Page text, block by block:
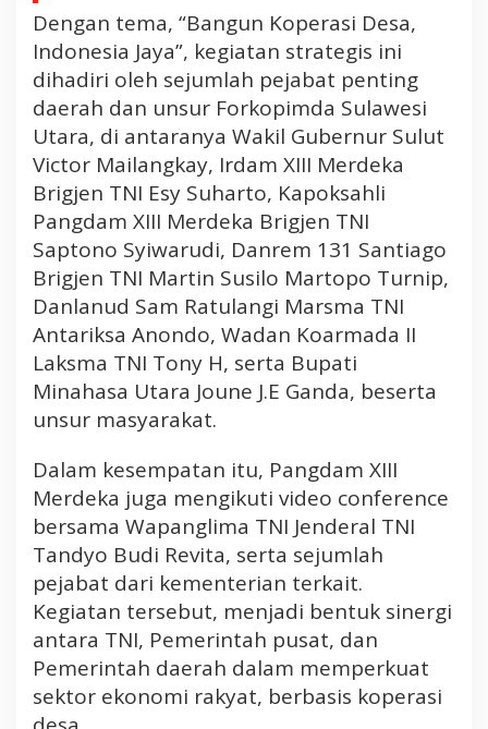
e
r
u
r
S
u
l
u
t
V
c
t
M
l
a
n
g
a
y
H
a
d
Dengan tema, “Bangun Koperasi Desa,
Indonesia Jaya”, kegiatan strategis ini
dihadiri oleh sejumlah pejabat penting
daerah dan unsur Forkopimda Sulawesi
Utara, di antaranya Wakil Gubernur Sulut
Victor Mailangkay, Irdam XIII Merdeka
Brigjen TNI Esy Suharto, Kapoksahli
Pangdam XIII Merdeka Brigjen TNI
Saptono Syiwarudi, Danrem 131 Santiago
Brigjen TNI Martin Susilo Martopo Turnip,
Danlanud Sam Ratulangi Marsma TNI
Antariksa Anondo, Wadan Koarmada II
Laksma TNI Tony H, serta Bupati
Minahasa Utara Joune J.E Ganda, beserta
unsur masyarakat.
Dalam kesempatan itu, Pangdam XIII
Merdeka juga mengikuti video conference
bersama Wapanglima TNI Jenderal TNI
Tandyo Budi Revita, serta sejumlah
pejabat dari kementerian terkait.
Kegiatan tersebut, menjadi bentuk sinergi
antara TNI, Pemerintah pusat, dan
Pemerintah daerah dalam memperkuat
sektor ekonomi rakyat, berbasis koperasi